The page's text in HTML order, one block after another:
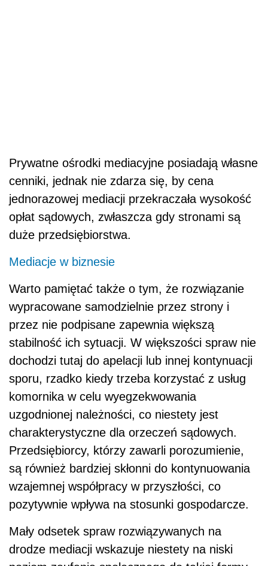
Prywatne ośrodki mediacyjne posiadają własne
cenniki, jednak nie zdarza się, by cena
jednorazowej mediacji przekraczała wysokość
opłat sądowych, zwłaszcza gdy stronami są
duże przedsiębiorstwa.
Mediacje w biznesie
Warto pamiętać także o tym, że rozwiązanie
wypracowane samodzielnie przez strony i
przez nie podpisane zapewnia większą
stabilność ich sytuacji. W większości spraw nie
dochodzi tutaj do apelacji lub innej kontynuacji
sporu, rzadko kiedy trzeba korzystać z usług
komornika w celu wyegzekwowania
uzgodnionej należności, co niestety jest
charakterystyczne dla orzeczeń sądowych.
Przedsiębiorcy, którzy zawarli porozumienie,
są również bardziej skłonni do kontynuowania
wzajemnej współpracy w przyszłości, co
pozytywnie wpływa na stosunki gospodarcze.
Mały odsetek spraw rozwiązywanych na
drodze mediacji wskazuje niestety na niski